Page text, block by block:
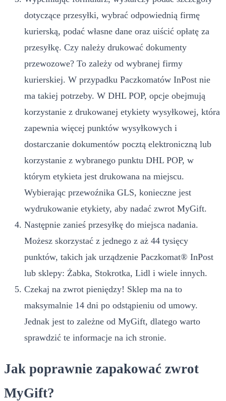
dotyczące przesyłki, wybrać odpowiednią firmę
kurierską, podać własne dane oraz uiścić opłatę za
przesyłkę. Czy należy drukować dokumenty
przewozowe? To zależy od wybranej firmy
kurierskiej. W przypadku Paczkomatów InPost nie
ma takiej potrzeby. W DHL POP, opcje obejmują
korzystanie z drukowanej etykiety wysyłkowej, która
zapewnia więcej punktów wysyłkowych i
dostarczanie dokumentów pocztą elektroniczną lub
korzystanie z wybranego punktu DHL POP, w
którym etykieta jest drukowana na miejscu.
Wybierając przewoźnika GLS, konieczne jest
wydrukowanie etykiety, aby nadać zwrot MyGift.
Następnie zanieś przesyłkę do miejsca nadania.
Możesz skorzystać z jednego z aż 44 tysięcy
punktów, takich jak urządzenie Paczkomat® InPost
lub sklepy: Żabka, Stokrotka, Lidl i wiele innych.
Czekaj na zwrot pieniędzy! Sklep ma na to
maksymalnie 14 dni po odstąpieniu od umowy.
Jednak jest to zależne od MyGift, dlatego warto
sprawdzić te informacje na ich stronie.
Jak poprawnie zapakować zwrot
MyGift?